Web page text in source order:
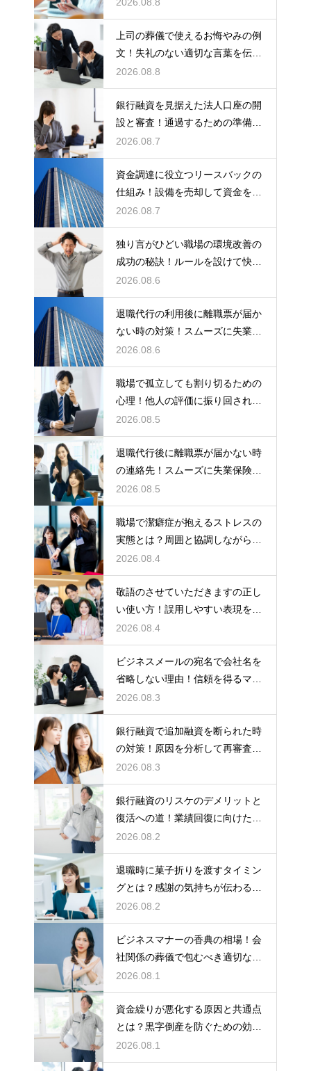
2026.08.8
上司の葬儀で使えるお悔やみの例
文！失礼のない適切な言葉を伝え
る例文
2026.08.8
銀行融資を見据えた法人口座の開
設と審査！通過するための準備と
ポイント
2026.08.7
資金調達に役立つリースバックの
仕組み！設備を売却して資金を得
る方法
2026.08.7
独り言がひどい職場の環境改善の
成功の秘訣！ルールを設けて快適
な空間を作る
2026.08.6
退職代行の利用後に離職票が届か
ない時の対策！スムーズに失業保
険をもらう
2026.08.6
職場で孤立しても割り切るための
心理！他人の評価に振り回されな
いための術
2026.08.5
退職代行後に離職票が届かない時
の連絡先！スムーズに失業保険を
もらう術
2026.08.5
職場で潔癖症が抱えるストレスの
実態とは？周囲と協調しながら快
適に働く術
2026.08.4
敬語のさせていただきますの正し
い使い方！誤用しやすい表現を理
解する術
2026.08.4
ビジネスメールの宛名で会社名を
省略しない理由！信頼を得るマナ
ー
2026.08.3
銀行融資で追加融資を断られた時
の対策！原因を分析して再審査を
狙う
2026.08.3
銀行融資のリスケのデメリットと
復活への道！業績回復に向けた事
業計画
2026.08.2
退職時に菓子折りを渡すタイミン
グとは？感謝の気持ちが伝わる正
しいマナー
2026.08.2
ビジネスマナーの香典の相場！会
社関係の葬儀で包むべき適切な金
額の目安
2026.08.1
資金繰りが悪化する原因と共通点
とは？黒字倒産を防ぐための効果
的な対策
2026.08.1